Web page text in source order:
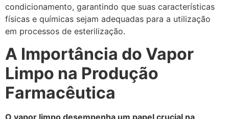
condicionamento, garantindo que suas características
físicas e químicas sejam adequadas para a utilização
em processos de esterilização.
A Importância do Vapor
Limpo na Produção
Farmacêutica
O vapor limpo desempenha um papel crucial na